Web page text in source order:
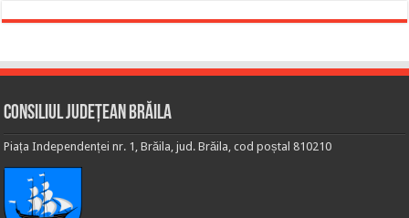
Consiliul Județean Brăila
Piața Independenței nr. 1, Brăila, jud. Brăila, cod poștal 810210